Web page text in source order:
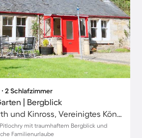
∙ 2 Schlafzimmer
| Bergblick
Pitlochry, Perth und Kinross, Vereinigtes Königreich
mit traumhaftem Bergblick und
Familienurlaube